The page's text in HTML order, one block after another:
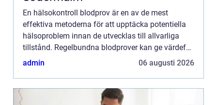
En hälsokontroll blodprov är en av de mest
effektiva metoderna för att upptäcka potentiella
hälsoproblem innan de utvecklas till allvarliga
tillstånd. Regelbundna blodprover kan ge värdefull
information om kroppens...
admin 06 augusti 2026